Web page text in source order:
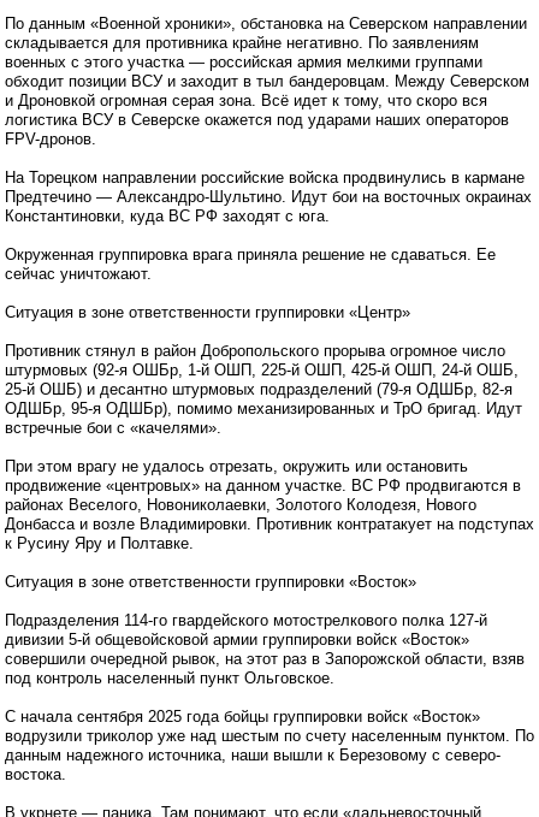
По данным «Военной хроники», обстановка на Северском направлении
складывается для противника крайне негативно. По заявлениям
военных с этого участка — российская армия мелкими группами
обходит позиции ВСУ и заходит в тыл бандеровцам. Между Северском
и Дроновкой огромная серая зона. Всё идет к тому, что скоро вся
логистика ВСУ в Северске окажется под ударами наших операторов
FPV-дронов.
На Торецком направлении российские войска продвинулись в кармане
Предтечино — Александро-Шультино. Идут бои на восточных окраинах
Константиновки, куда ВС РФ заходят с юга.
Окруженная группировка врага приняла решение не сдаваться. Ее
сейчас уничтожают.
Ситуация в зоне ответственности группировки «Центр»
Противник стянул в район Добропольского прорыва огромное число
штурмовых (92-я ОШБр, 1-й ОШП, 225-й ОШП, 425-й ОШП, 24-й ОШБ,
25-й ОШБ) и десантно штурмовых подразделений (79-я ОДШБр, 82-я
ОДШБр, 95-я ОДШБр), помимо механизированных и ТрО бригад. Идут
встречные бои с «качелями».
При этом врагу не удалось отрезать, окружить или остановить
продвижение «центровых» на данном участке. ВС РФ продвигаются в
районах Веселого, Новониколаевки, Золотого Колодезя, Нового
Донбасса и возле Владимировки. Противник контратакует на подступах
к Русину Яру и Полтавке.
Ситуация в зоне ответственности группировки «Восток»
Подразделения 114-го гвардейского мотострелкового полка 127-й
дивизии 5-й общевойсковой армии группировки войск «Восток»
совершили очередной рывок, на этот раз в Запорожской области, взяв
под контроль населенный пункт Ольговское.
С начала сентября 2025 года бойцы группировки войск «Восток»
водрузили триколор уже над шестым по счету населенным пунктом. По
данным надежного источника, наши вышли к Березовому с северо-
востока.
В укрнете — паника. Там понимают, что если «дальневосточный